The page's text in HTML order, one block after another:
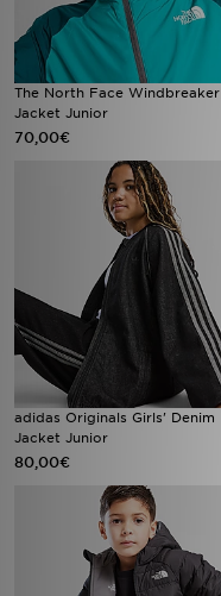
The North Face Windbreaker
Jacket Junior
70,00€
adidas Originals Girls' Denim
Jacket Junior
80,00€